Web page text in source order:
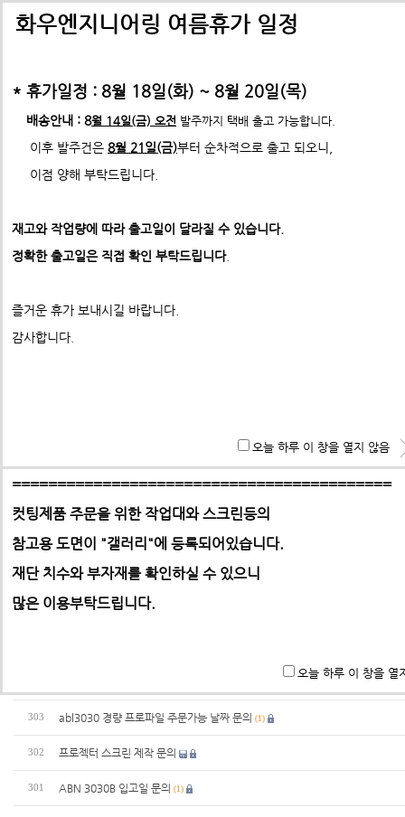
배송비관련 공지사항
*택배사 요청에 따라 선불,착불 동시에 진행이 불가하게 되었습
-수정전 : 주문시 배송비(6,000원) 선불 결제
제품의 수량,무게,길이에 따라 추가요금은 착불진
- 수정후 : 주문시 배송비(0원)
* 주문결제 단계에서 다시한번 문구 확인하시고
-> 택배요금은 택배사에서 픽업 후 결정합니다.
택배배송관련 공지사항(*필독)
*프로파일 절단길이 2700mm이상 택배발송 불가
* 프로파일 절단길이 2700mm 이상은각 지역 도착영업소에
따라배송이 불가할수도 있습니다. 주문시 참고 부탁드립니다.
ex) 자가수령 및 화물택배,화물차(운임고객부담) 배송가능
==========================================
컷팅제품 주문을 위한 작업대와 스크린등의
참고용 도면이 "갤러리"에 등록되어있습니다.
재단 치수와 부자재를 확인하실 수 있으니
많은 이용부탁드립니다.
오늘 하루 이 창을 열
화우엔지니어링 여름휴가 일정
* 휴가일정 : 8월 18일(화) ~ 8월 20일(목)
배송안내 : 8월 14일(금) 오전 발주까지 택배 출고 가능합니다.
이후 발주건은 8월 21일(금)부터 순차적으로 출고 되오니,
이점 양해 부탁드립니다.
재고와 작업량에 따라 출고일이 달라질 수 있습니다.
정확한 출고일은 직접 확인 부탁드립니다.
즐거운 휴가 보내시길 바랍니다.
감사합니다.
오늘 하루 이 창을 열지 않음
번호 제목
308 130인치 프로파일로 스크린 액자 제작 하려고 합니다(전화문의)
307 ABL 3030 재고 (1)
306 프로파일 견적서 관련 문의 (표준)
303 abl3030 경량 프로파일 주문가능 날짜 문의 (1)
302 프로젝터 스크린 제작 문의
301 ABN 3030B 입고일 문의 (1)